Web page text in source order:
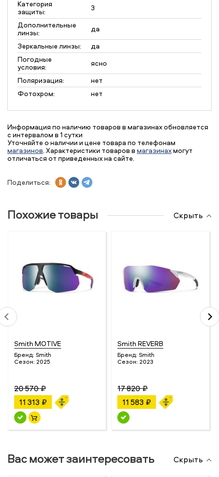
Категория
защиты:
3
Дополнительные
линзы:
да
Зеркальные линзы:
да
Погодные
условия:
ясно
Поляризация:
нет
Фотохром:
нет
Информация по наличию товаров в магазинах обновляется
с интервалом в 1 сутки
Уточняйте о наличии и цене товара по телефонам
магазинов. Характеристики товаров в магазинахмогут
отличаться от приведенных на сайте.
Поделиться:
Похожие товары Скрыть
Smith MOTIVE
Бренд: Smith
Сезон: 2025
20 570 ₽
11 313 ₽
Smith REVERB
Бренд: Smith
Сезон: 2023
17 820 ₽
11 583 ₽
Вас может заинтересовать Скрыть